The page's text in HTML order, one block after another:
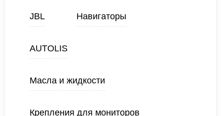
JBL Навигаторы
AUTOLIS
Масла и жидкости
Крепления для мониторов